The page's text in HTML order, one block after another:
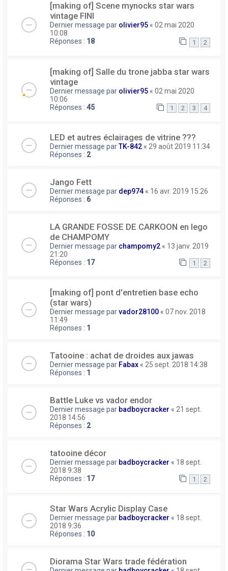
[making of] Scene mynocks star wars
vintage FINI
Dernier message par olivier95 « 02 mai 2020
10:08
Réponses : 18 1 2
[making of] Salle du trone jabba star wars
vintage
Dernier message par olivier95 « 02 mai 2020
10:06
Réponses : 45 1 2 3 4
LED et autres éclairages de vitrine ???
Dernier message parTK-842 « 29 août 2019 11:34
Réponses : 2
Jango Fett
Dernier message par dep974 « 16 avr. 2019 15:26
Réponses : 6
LA GRANDE FOSSE DE CARKOON en lego
de CHAMPOMY
Dernier message par champomy2 « 13 janv. 2019
21:20
Réponses : 17 1 2
[making of] pont d'entretien base echo
(star wars)
Dernier message parvador28100 « 07 nov. 2018
11:49
Réponses : 1
Tatooine : achat de droides aux jawas
Dernier message par Fabax « 25 sept. 2018 14:38
Réponses : 1
Battle Luke vs vador endor
Dernier message par badboycracker « 21 sept.
2018 14:56
Réponses : 2
tatooine décor
Dernier message par badboycracker « 18 sept.
2018 9:38
Réponses : 17 1 2
Star Wars Acrylic Display Case
Dernier message par badboycracker « 18 sept.
2018 9:36
Réponses : 10
Diorama Star Wars trade fédération